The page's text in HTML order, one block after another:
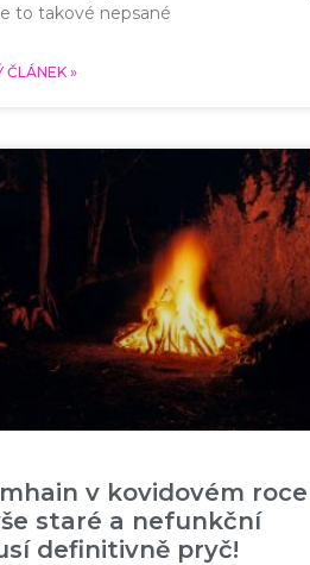
to takové nepsané
ČLÁNEK »
v kovidovém roce
staré a nefunkční
definitivně pryč!